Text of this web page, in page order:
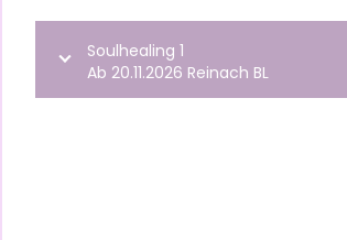
Soulhealing 1
Ab 20.11.2026 Reinach BL